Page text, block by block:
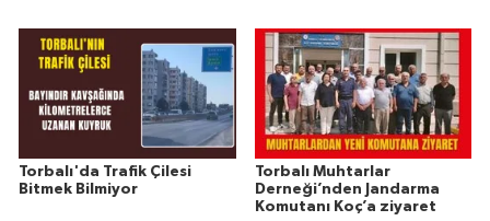
Torbalı'da Trafik Çilesi
Bitmek Bilmiyor
Torbalı Muhtarlar
Derneği’nden Jandarma
Komutanı Koç’a ziyaret